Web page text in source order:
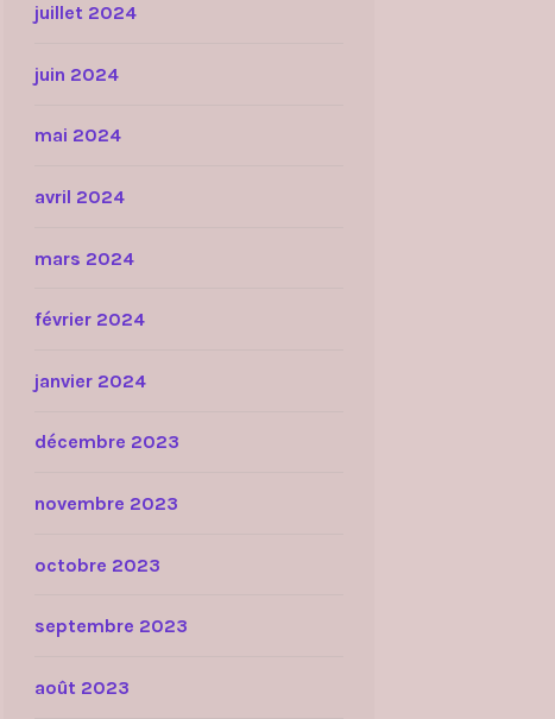
juillet 2024
juin 2024
mai 2024
avril 2024
mars 2024
février 2024
janvier 2024
décembre 2023
novembre 2023
octobre 2023
septembre 2023
août 2023